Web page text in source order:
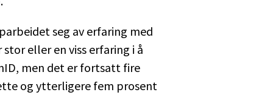
seg av erfaring med
eller en viss erfaring i å
men det er fortsatt fire
og ytterligere fem prosent